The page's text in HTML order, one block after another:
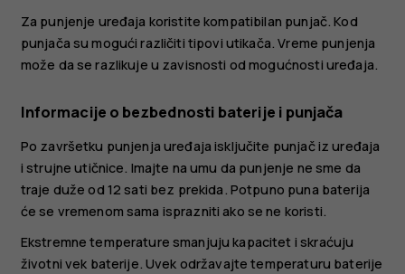
Za punjenje uređaja koristite kompatibilan punjač. Kod
punjača su mogući različiti tipovi utikača. Vreme punjenja
može da se razlikuje u zavisnosti od mogućnosti uređaja.
Informacije o bezbednosti baterije i punjača
Po završetku punjenja uređaja isključite punjač iz uređaja
i strujne utičnice. Imajte na umu da punjenje ne sme da
traje duže od 12 sati bez prekida. Potpuno puna baterija
će se vremenom sama isprazniti ako se ne koristi.
Ekstremne temperature smanjuju kapacitet i skraćuju
životni vek baterije. Uvek održavajte temperaturu baterije